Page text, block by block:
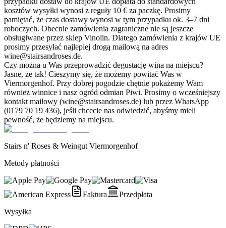
kosztów wysyłki wynosi z reguły 10 € za paczkę. Prosimy
pamiętać, że czas dostawy wynosi w tym przypadku ok. 3–7 dni
roboczych. Obecnie zamówienia zagraniczne nie są jeszcze
obsługiwane przez sklep Vinolin. Dlatego zamówienia z krajów UE
prosimy przesyłać najlepiej drogą mailową na adres
wine@stairsandroses.de.
Czy można u Was przeprowadzić degustację wina na miejscu?
Jasne, że tak! Cieszymy się, że możemy powitać Was w
Viermorgenhof. Przy dobrej pogodzie chętnie pokażemy Wam
również winnice i nasz ogród odmian Piwi. Prosimy o wcześniejszy
kontakt mailowy (wine@stairsandroses.de) lub przez WhatsApp
(0179 70 19 436), jeśli chcecie nas odwiedzić, abyśmy mieli
pewność, że będziemy na miejscu.
Stairs n' Roses & Weingut Viermorgenhof
Metody płatności
Faktura
Przedpłata
Wysyłka